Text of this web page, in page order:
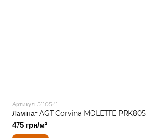
Артикул: 5110541
Ламінат AGT Corvina MOLETTE PRK805
475 грн/м²